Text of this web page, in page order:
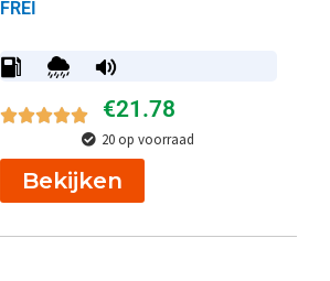
FREI
€21.78
20 op voorraad
Bekijken